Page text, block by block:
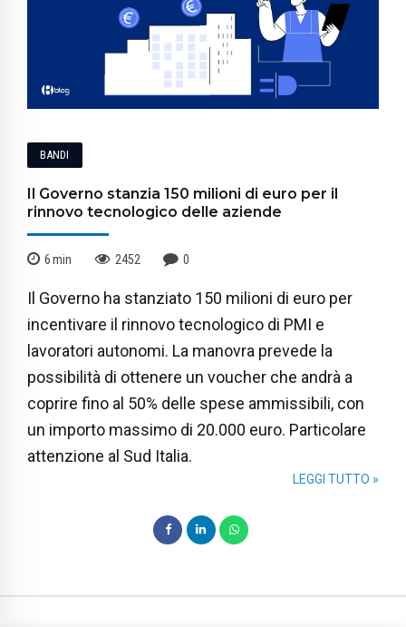
BANDI
Il Governo stanzia 150 milioni di euro per il
rinnovo tecnologico delle aziende
6min 2452 0
Il Governo ha stanziato 150 milioni di euro per
incentivare il rinnovo tecnologico di PMI e
lavoratori autonomi. La manovra prevede la
possibilità di ottenere un voucher che andrà a
coprire fino al 50% delle spese ammissibili, con
un importo massimo di 20.000 euro. Particolare
attenzione al Sud Italia.
LEGGI TUTTO »